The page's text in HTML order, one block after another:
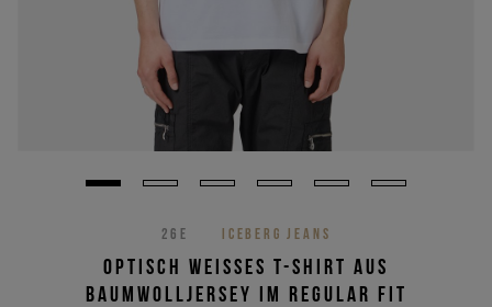
26E ICEBERG JEANS
OPTISCH WEISSES T-SHIRT AUS B
AUMWOLLJERSEY IM REGULAR FIT